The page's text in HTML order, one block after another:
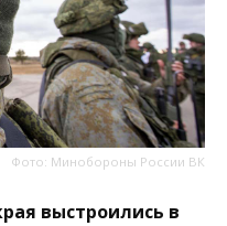
Фото: Минобороны России ВК
выстроились в